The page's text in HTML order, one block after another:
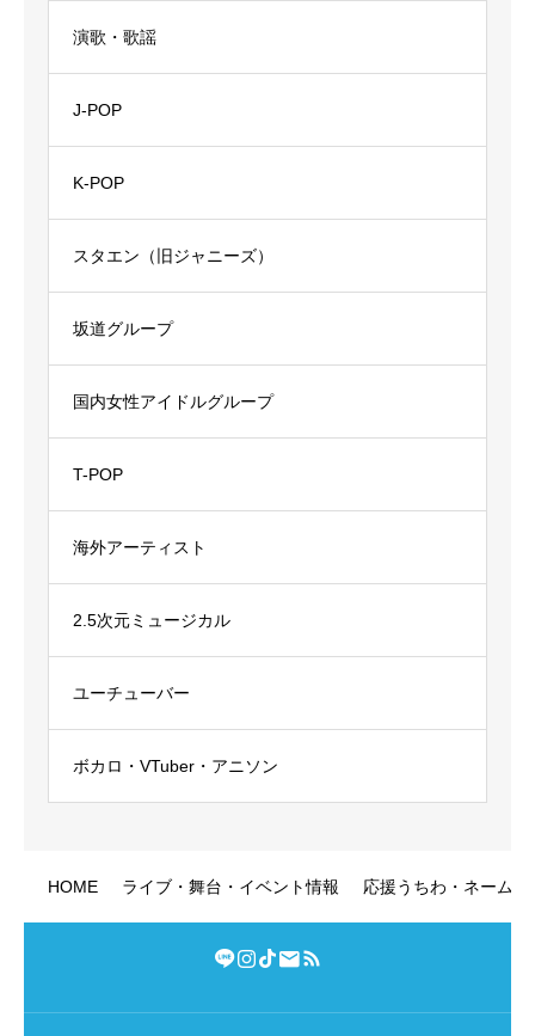
演歌・歌謡
J-POP
K-POP
スタエン（旧ジャニーズ）
坂道グループ
国内女性アイドルグループ
T-POP
海外アーティスト
2.5次元ミュージカル
ユーチューバー
ボカロ・VTuber・アニソン
HOME ライブ・舞台・イベント情報 応援うちわ・ネーム